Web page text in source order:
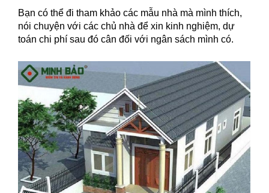
Bạn có thể đi tham khảo các mẫu nhà mà mình thích,
nói chuyện với các chủ nhà để xin kinh nghiệm, dự
toán chi phí sau đó cân đối với ngân sách mình có.